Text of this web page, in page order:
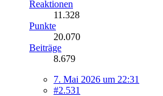
Reaktionen
11.328
Punkte
20.070
Beiträge
8.679
7. Mai 2026 um 22:31
#2.531